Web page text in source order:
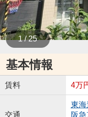
1 / 25
基本情報
賃料 4万
交通
東海
阪